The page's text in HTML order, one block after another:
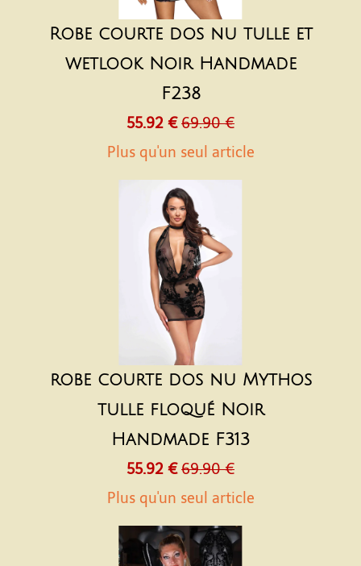
Robe courte dos nu tulle et
wetlook Noir Handmade
F238
55.92 € 69.90 €
Plus qu'un seul article
robe courte dos nu Mythos
tulle floqué Noir
Handmade F313
55.92 € 69.90 €
Plus qu'un seul article